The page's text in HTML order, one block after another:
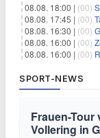
08.08. 18:00 | (00)
08.08. 17:45 | (00)
08.08. 16:30 | (00)
08.08. 16:00 | (00)
08.08. 16:00 | (00)
SPORT-NEWS
Frauen-Tour
Vollering in